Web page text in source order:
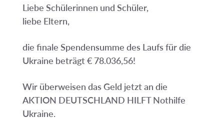
Liebe Schülerinnen und Schüler,
liebe Eltern,
die finale Spendensumme des Laufs für die
Ukraine beträgt € 78.036,56!
Wir überweisen das Geld jetzt an die
AKTION DEUTSCHLAND HILFT Nothilfe
Ukraine.